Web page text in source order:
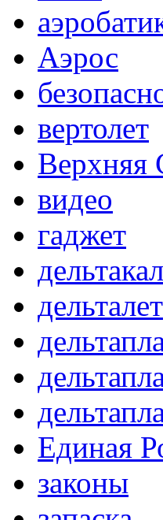
Аэрос
вертолет
Верхняя
видео
гаджет
дельталет
Единая
законы